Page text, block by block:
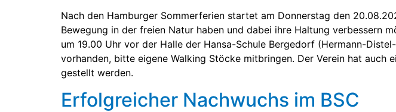
Nach den Hamburger Sommerferien startet am Donnerstag den
Bewegung in der freien Natur haben und dabei ihre Haltung verbessern
um 19.00 Uhr vor der Halle der Hansa-Schule Bergedorf (Hermann-
vorhanden, bitte eigene Walking Stöcke mitbringen. Der Verein hat
gestellt werden.
Erfolgreicher Nachwuchs im BSC